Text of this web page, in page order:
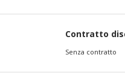
Contratto
Senza contratto